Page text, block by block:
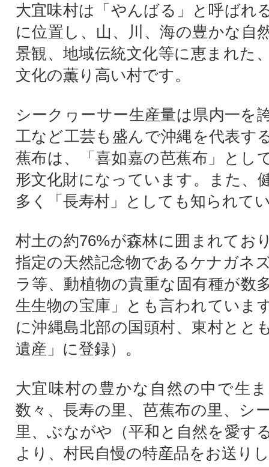
大宜味村は「やんばる」と呼ばれ
に位置し、山、川、海の豊かな自
景観、地域伝統文化等に恵まれた
文化の薫り高い村です。
シークヮーサー生産量は県内一を
工など工芸も盛んで沖縄を代表す
蕉布は、「喜如嘉の芭蕉布」とし
形文化財になっています。また、
多く「長寿村」としても知られて
村土の約76%が森林に囲まれてお
指定の天然記念物であるケナガネ
ラ等、動植物の貴重な固有種が数
生生物の宝庫」とも言われていま
に沖縄島北部の国頭村、東村とと
遺産」に登録）。
大宜味村の豊かな自然の中で生
数々、長寿の里、芭蕉布の里、シ
里、ぶながや（平和と自然を愛す
より、村民自慢の特産品をお送り